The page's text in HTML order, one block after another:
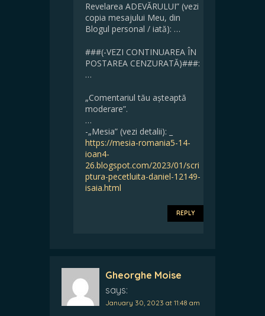
Revelarea ADEVĂRULUI” (vezi
copia mesajului Meu, din
Blogul personal / iată): …
###(-VEZI CONTINUAREA ÎN
POSTAREA CENZURATĂ)###:
…
„Comentariul tău așteaptă
moderare”.
…
-„Mesia” (vezi detalii): _
https://mesia-romania5-14-
ioan4-
26.blogspot.com/2023/01/scri
ptura-pecetluita-daniel-12149-
isaia.html
REPLY
Gheorghe Moise
says:
January 30, 2023 at 11:48 am